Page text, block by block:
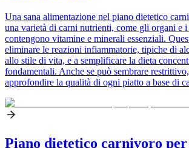
Una sana alimentazione nel piano dietetico
una varietà di carni nutrienti, come gli organi e
contengono vitamine e minerali essenziali.
eliminare le reazioni infiammatorie, tipiche di
allo stile di vita, e a semplificare la dieta
fondamentali. Anche se può sembrare
approfondire la qualità di ogni piatto a base di
Piano dietetico carnivoro